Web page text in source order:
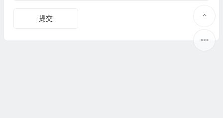
提交